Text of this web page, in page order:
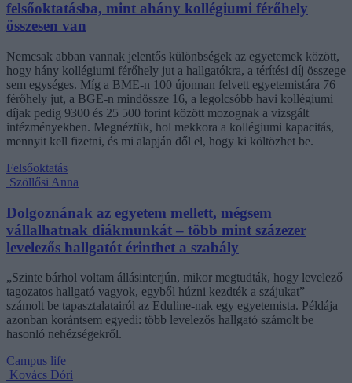
felsőoktatásba, mint ahány kollégiumi férőhely
összesen van
Nemcsak abban vannak jelentős különbségek az egyetemek között,
hogy hány kollégiumi férőhely jut a hallgatókra, a térítési díj összege
sem egységes. Míg a BME-n 100 újonnan felvett egyetemistára 76
férőhely jut, a BGE-n mindössze 16, a legolcsóbb havi kollégiumi
díjak pedig 9300 és 25 500 forint között mozognak a vizsgált
intézményekben. Megnéztük, hol mekkora a kollégiumi kapacitás,
mennyit kell fizetni, és mi alapján dől el, hogy ki költözhet be.
Felsőoktatás
Szöllősi Anna
Dolgoznának az egyetem mellett, mégsem
vállalhatnak diákmunkát – több mint százezer
levelezős hallgatót érinthet a szabály
„Szinte bárhol voltam állásinterjún, mikor megtudták, hogy levelező
tagozatos hallgató vagyok, egyből húzni kezdték a szájukat” –
számolt be tapasztalatairól az Eduline-nak egy egyetemista. Példája
azonban korántsem egyedi: több levelezős hallgató számolt be
hasonló nehézségekről.
Campus life
Kovács Dóri